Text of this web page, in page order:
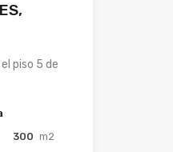
piso 5 de
300 m2